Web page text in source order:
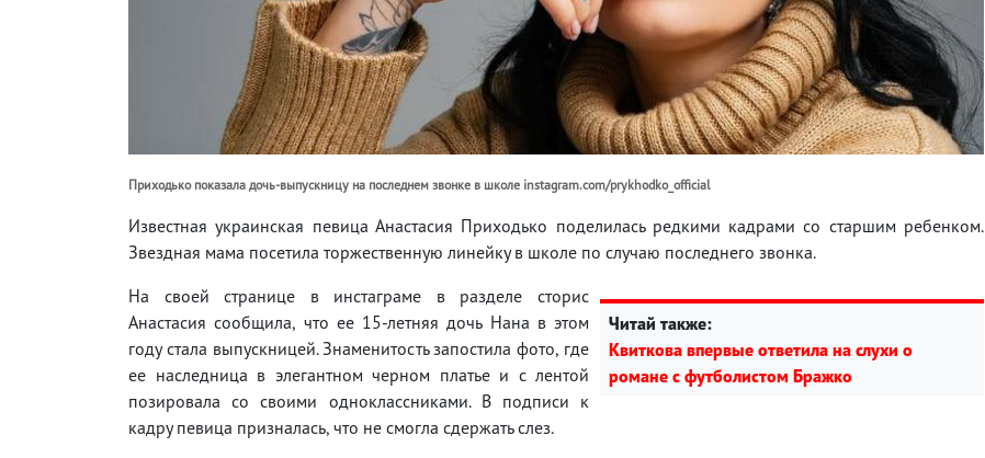
Приходько показала дочь-выпускницу на последнем звонке в школе instagram.com/prykhodko_official
Известная украинская певица Анастасия Приходько поделилась редкими кадрами со старшим ребенком.
Звездная мама посетила торжественную линейку в школе по случаю последнего звонка.
Читай также:
Квиткова впервые ответила на слухи о
романе с футболистом Бражко
На своей странице в инстаграме в разделе сторис
Анастасия сообщила, что ее 15-летняя дочь Нана в этом
году стала выпускницей. Знаменитость запостила фото, где
ее наследница в элегантном черном платье и с лентой
позировала со своими одноклассниками. В подписи к
кадру певица призналась, что не смогла сдержать слез.